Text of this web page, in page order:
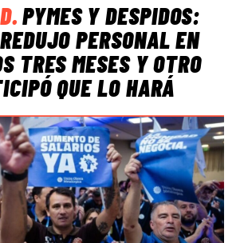
.PYMES Y DESPIDOS:
PERSONAL EN
TRES MESES Y OTRO
QUE LO HARÁ